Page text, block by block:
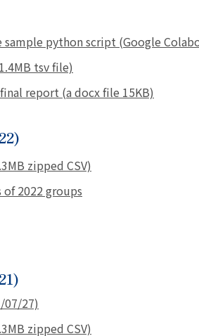
python script (Google
tsv file)
report (a docx file 15KB)
zipped CSV)
2022 groups
27)
zipped CSV)